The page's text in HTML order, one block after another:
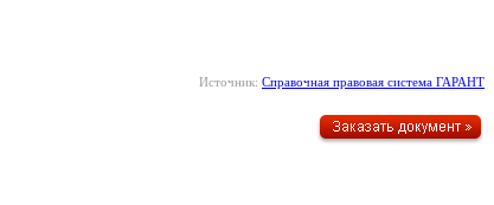
Источник: Справочная правовая система ГАРАНТ